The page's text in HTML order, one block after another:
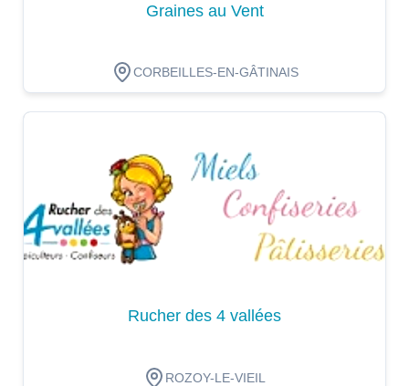
Graines au Vent
CORBEILLES-EN-GÂTINAIS
Rucher des 4 vallées
ROZOY-LE-VIEIL